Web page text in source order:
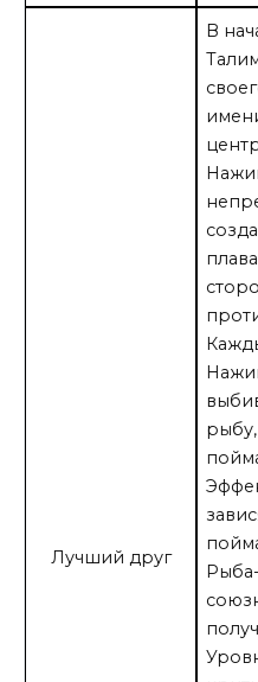
Лучший друг
В